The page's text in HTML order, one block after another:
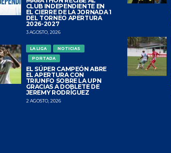
CLUB INDEPENDIENTE EN
EL CIERRE DE LA JORNADA 1
DEL TORNEO APERTURA
2026-2027
3 AGOSTO, 2026
LA LIGA
NOTICIAS
PORTADA
EL SÚPER CAMPEÓN ABRE
EL APERTURA CON
TRIUNFO SOBRE LA UPN
GRACIAS A DOBLETE DE
JEREMY RODRÍGUEZ
2 AGOSTO, 2026